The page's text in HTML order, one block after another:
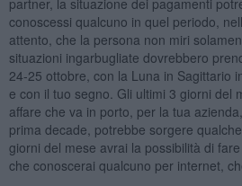
conoscessi qualcuno in quel periodo,
attento, che la persona non miri
situazioni ingarbugliate dovrebbero
24-25 ottobre, con la Luna in Sagittario
e con il tuo segno. Gli ultimi 3 giorni del
affare che va in porto, per la tua
prima decade, potrebbe sorgere
giorni del mese avrai la possibilità di
che conoscerai qualcuno per internet,